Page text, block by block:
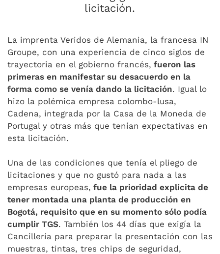
licitación.
La imprenta Veridos de Alemania, la francesa IN
Groupe, con una experiencia de cinco siglos de
trayectoria en el gobierno francés, fueron las
primeras en manifestar su desacuerdo en la
forma como se venía dando la licitación. Igual lo
hizo la polémica empresa colombo-lusa,
Cadena, integrada por la Casa de la Moneda de
Portugal y otras más que tenían expectativas en
esta licitación.
Una de las condiciones que tenía el pliego de
licitaciones y que no gustó para nada a las
empresas europeas, fue la prioridad explícita de
tener montada una planta de producción en
Bogotá, requisito que en su momento sólo podía
cumplir TGS. También los 44 días que exigía la
Cancillería para preparar la presentación con las
muestras, tintas, tres chips de seguridad,